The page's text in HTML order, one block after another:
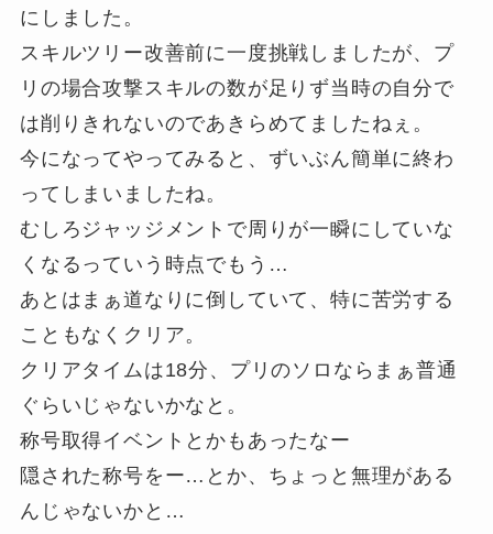
にしました。
スキルツリー改善前に一度挑戦しましたが、プ
リの場合攻撃スキルの数が足りず当時の自分で
は削りきれないのであきらめてましたねぇ。
今になってやってみると、ずいぶん簡単に終わ
ってしまいましたね。
むしろジャッジメントで周りが一瞬にしていな
くなるっていう時点でもう…
あとはまぁ道なりに倒していて、特に苦労する
こともなくクリア。
クリアタイムは18分、プリのソロならまぁ普通
ぐらいじゃないかなと。
称号取得イベントとかもあったなー
隠された称号をー…とか、ちょっと無理がある
んじゃないかと…